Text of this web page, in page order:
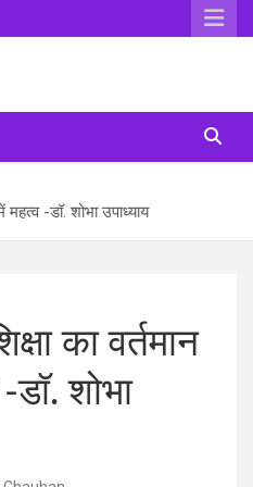
महत्व -डॉ. शोभा उपाध्याय
का वर्तमान
डॉ. शोभा